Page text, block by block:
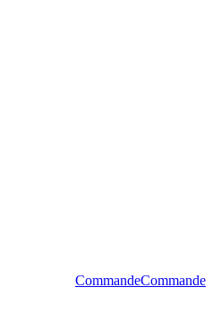
CommandeCommande